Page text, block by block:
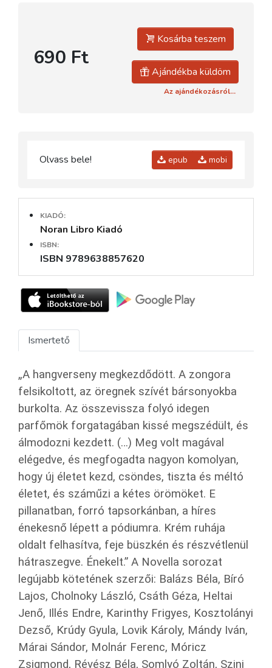
690 Ft
Kosárba teszem
Ajándékba küldöm
Az ajándékozásról...
Olvass bele! epub mobi
KIADÓ:
Noran Libro Kiadó
ISBN:
ISBN 9789638857620
Ismertető
„A hangverseny megkezdődött. A zongora
felsikoltott, az öregnek szívét bársonyokba
burkolta. Az összevissza folyó idegen
parfőmök forgatagában kissé megszédült, és
álmodozni kezdett. (…) Meg volt magával
elégedve, és megfogadta nagyon komolyan,
hogy új életet kezd, csöndes, tiszta és méltó
életet, és száműzi a kétes örömöket. E
pillanatban, forró tapsorkánban, a híres
énekesnő lépett a pódiumra. Krém ruhája
oldalt felhasítva, feje büszkén és részvétlenül
hátraszegve. Énekelt.” A Novella sorozat
legújabb kötetének szerzői: Balázs Béla, Bíró
Lajos, Cholnoky László, Csáth Géza, Heltai
Jenő, Illés Endre, Karinthy Frigyes, Kosztolányi
Dezső, Krúdy Gyula, Lovik Károly, Mándy Iván,
Márai Sándor, Molnár Ferenc, Móricz
Zsigmond, Révész Béla, Somlyó Zoltán, Szini